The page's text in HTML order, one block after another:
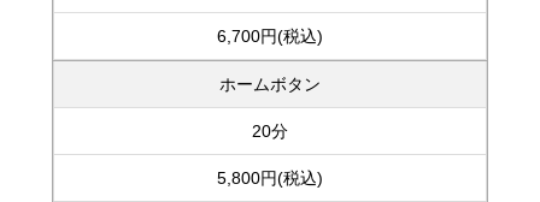
6,700円(税込)
ホームボタン
20分
5,800円(税込)